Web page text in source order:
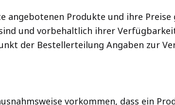
angebotenen Produkte und ihre
und vorbehaltlich ihrer
der Bestellerteilung Angaben zur
vorkommen, dass ein